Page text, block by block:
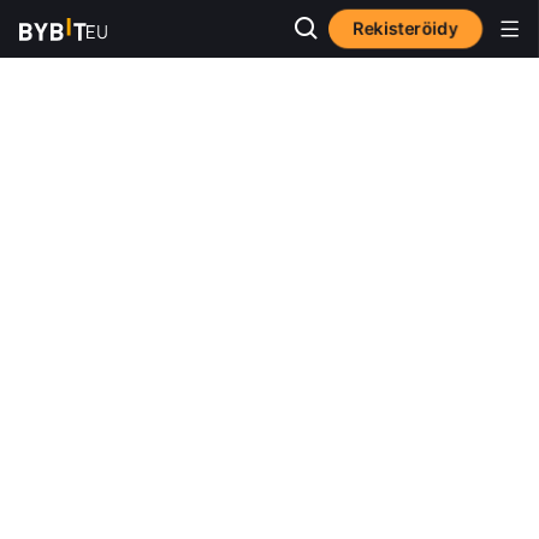
Rekisteröidy